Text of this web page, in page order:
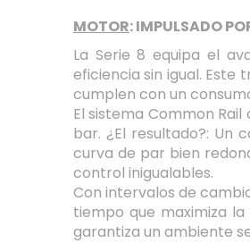
MOTOR: IMPULSADO
La Serie 8 equipa el
eficiencia sin igual.
cumplen con un
El sistema Common
bar. ¿El resultado?: Un
curva de par bien
control inigualables.
Con intervalos de
tiempo que maximiza
garantiza un ambiente